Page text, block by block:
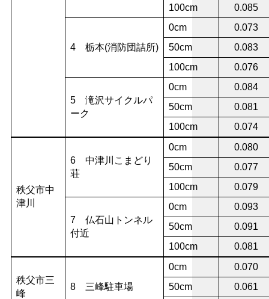
100cm
0.085
4 栃本(消防団詰所)
0cm
0.073
50cm
0.083
100cm
0.076
5 滝沢サイクルパ
ーク
0cm
0.084
50cm
0.081
100cm
0.074
秩父市中
津川
6 中津川こまどり
荘
0cm
0.080
50cm
0.077
100cm
0.079
7 仏石山トンネル
付近
0cm
0.093
50cm
0.091
100cm
0.081
秩父市三
峰
8 三峰駐車場
0cm
0.070
50cm
0.061